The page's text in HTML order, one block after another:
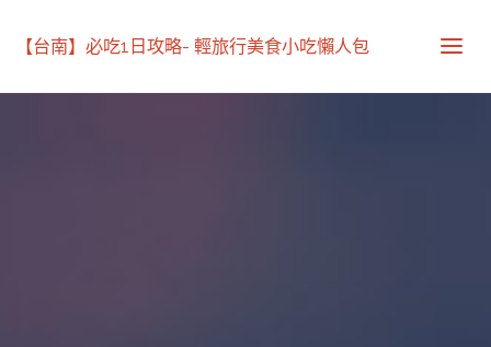
【台南】必吃1日攻略- 輕旅行美食小吃懶人包